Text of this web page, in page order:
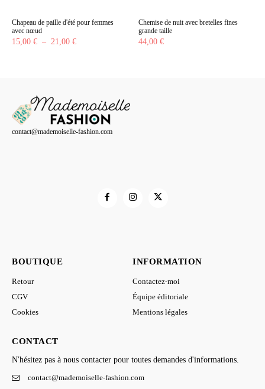
Chapeau de paille d'été pour femmes
avec nœud
15,00 € – 21,00 €Plage
21,00 €
Chemise de nuit avec bretelles fines
grande taille
44,00 €
contact@mademoiselle-fashion.com
BOUTIQUE
Retour
CGV
Cookies
INFORMATION
Contactez-moi
Équipe éditoriale
Mentions légales
CONTACT
N'hésitez pas à nous contacter pour toutes demandes d'informations.
contact@mademoiselle-fashion.com